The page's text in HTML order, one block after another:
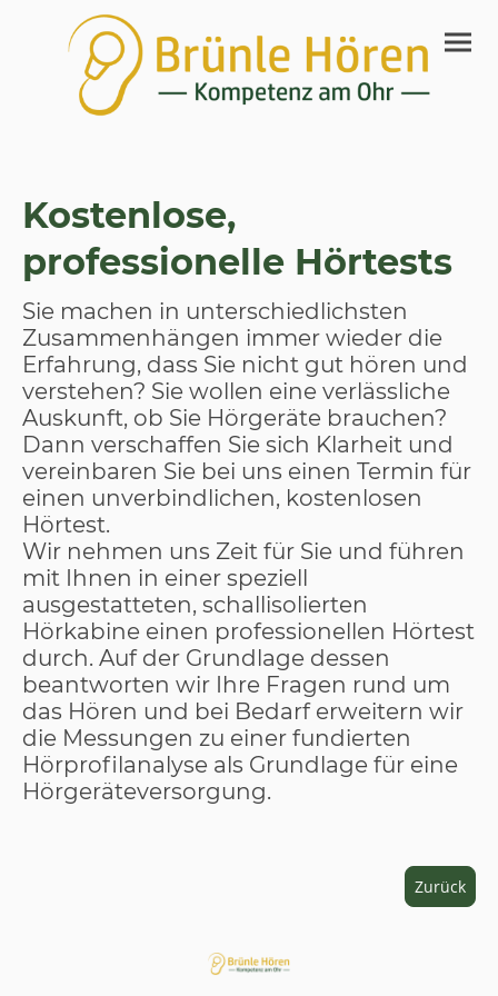
Kostenlose,
professionelle Hörtests
Sie machen in unterschiedlichsten
Zusammenhängen immer wieder die
Erfahrung, dass Sie nicht gut hören und
verstehen? Sie wollen eine verlässliche
Auskunft, ob Sie Hörgeräte brauchen?
Dann verschaffen Sie sich Klarheit und
vereinbaren Sie bei uns einen Termin für
einen unverbindlichen, kostenlosen
Hörtest.
Wir nehmen uns Zeit für Sie und führen
mit Ihnen in einer speziell
ausgestatteten, schallisolierten
Hörkabine einen professionellen Hörtest
durch. Auf der Grundlage dessen
beantworten wir Ihre Fragen rund um
das Hören und bei Bedarf erweitern wir
die Messungen zu einer fundierten
Hörprofilanalyse als Grundlage für eine
Hörgeräteversorgung.
Zurück